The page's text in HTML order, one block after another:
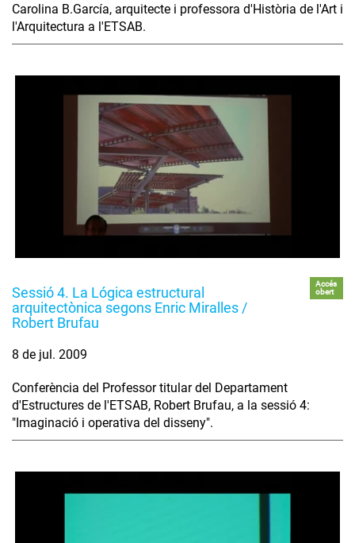
Carolina B.García, arquitecte i professora d'Història de l'Art i
l'Arquitectura a l'ETSAB.
Sessió 4. La Lógica estructural
arquitectònica segons Enric Miralles /
Robert Brufau
Accés
obert
8 de jul. 2009
Conferència del Professor titular del Departament
d'Estructures de l'ETSAB, Robert Brufau, a la sessió 4:
"Imaginació i operativa del disseny".